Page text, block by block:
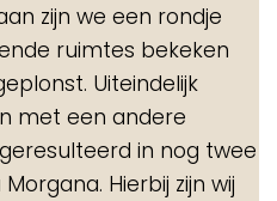
zijn we een rondje
ruimtes bekeken
Uiteindelijk
met een andere
in nog twee
Hierbij zijn wij